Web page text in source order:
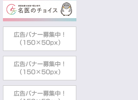
商工業・起業・金融支援
計画
商工観光部商工労政課
商工業・起業・金融支援
ワンストップ窓口
商工観光部商工労政課
しごと